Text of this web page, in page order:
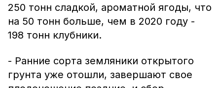
250 тонн сладкой, ароматной ягоды, что
на 50 тонн больше, чем в 2020 году -
198 тонн клубники.
- Ранние сорта земляники открытого
грунта уже отошли, завершают свое